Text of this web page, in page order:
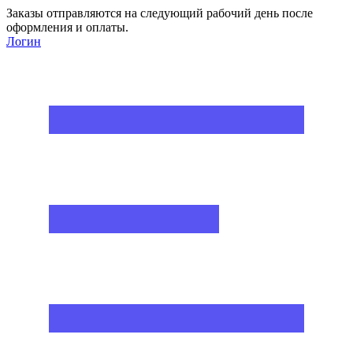
Заказы отправляются на следующий рабочий день после
оформления и оплаты.
Логин